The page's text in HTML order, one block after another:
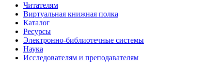
Читателям
Виртуальная книжная полка
Каталог
Ресурсы
Электронно-библиотечные системы
Наука
Исследователям и преподавателям